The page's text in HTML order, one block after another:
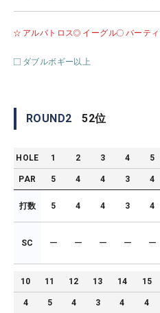
アルバトロス イーグル バーティ
ダブルボギー以上
ROUND2 52位
HOLE 1 2 3 4 5
PAR 5 4 4 3 4
打数 5 4 4 3 4
SC ー ー ー ー ー
10 11 12 13 14 15
4 5 4 3 4 4